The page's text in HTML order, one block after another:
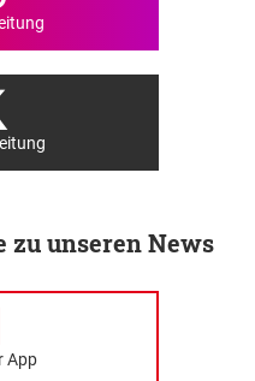
zu unseren News
App